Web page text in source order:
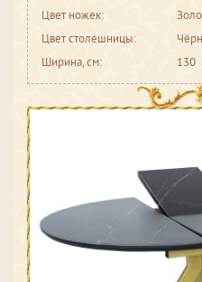
Цвет ножек:
Цвет столешницы:
Ширина, см:
130